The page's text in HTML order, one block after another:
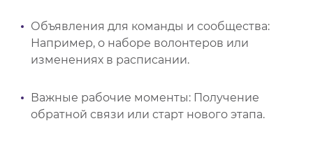
Объявления для команды и сообщества:
Например, о наборе волонтеров или
изменениях в расписании.
Важные рабочие моменты: Получение
обратной связи или старт нового этапа.